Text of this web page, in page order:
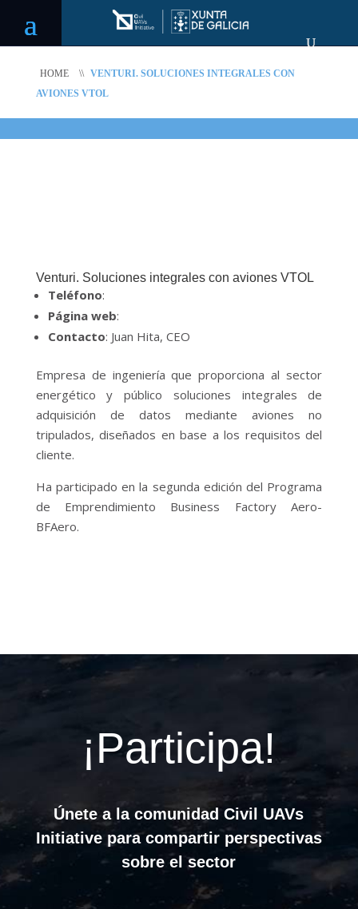
HOME \\ VENTURI. SOLUCIONES INTEGRALES CON
AVIONES VTOL
Venturi. Soluciones integrales con aviones VTOL
Teléfono:
Página web:
Contacto: Juan Hita, CEO
Empresa de ingeniería que proporciona al sector
energético y público soluciones integrales de
adquisición de datos mediante aviones no
tripulados, diseñados en base a los requisitos del
cliente.
Ha participado en la segunda edición del Programa
de Emprendimiento Business Factory Aero-
BFAero.
¡Participa!
Únete a la comunidad Civil UAVs
Initiative para compartir perspectivas
sobre el sector